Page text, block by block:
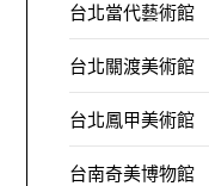
台北當代藝術館
台北關渡美術館
台北鳳甲美術館
台南奇美博物館